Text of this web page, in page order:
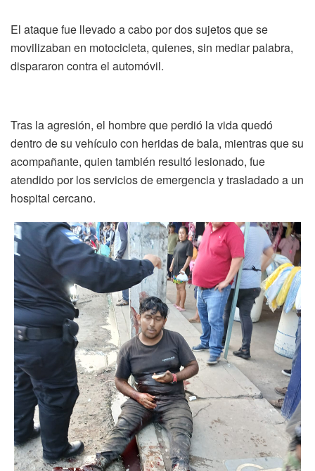
El ataque fue llevado a cabo por dos sujetos que se
movilizaban en motocicleta, quienes, sin mediar palabra,
dispararon contra el automóvil.
Tras la agresión, el hombre que perdió la vida quedó
dentro de su vehículo con heridas de bala, mientras que su
acompañante, quien también resultó lesionado, fue
atendido por los servicios de emergencia y trasladado a un
hospital cercano.